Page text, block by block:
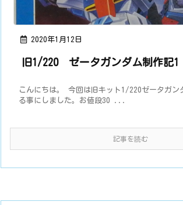
2020年1月12日
旧1/220 ゼータガンダム制作記1
こんにちは。 今回は旧キット1/220ゼータガン
る事にしました。お値段30 ...
記事を読む